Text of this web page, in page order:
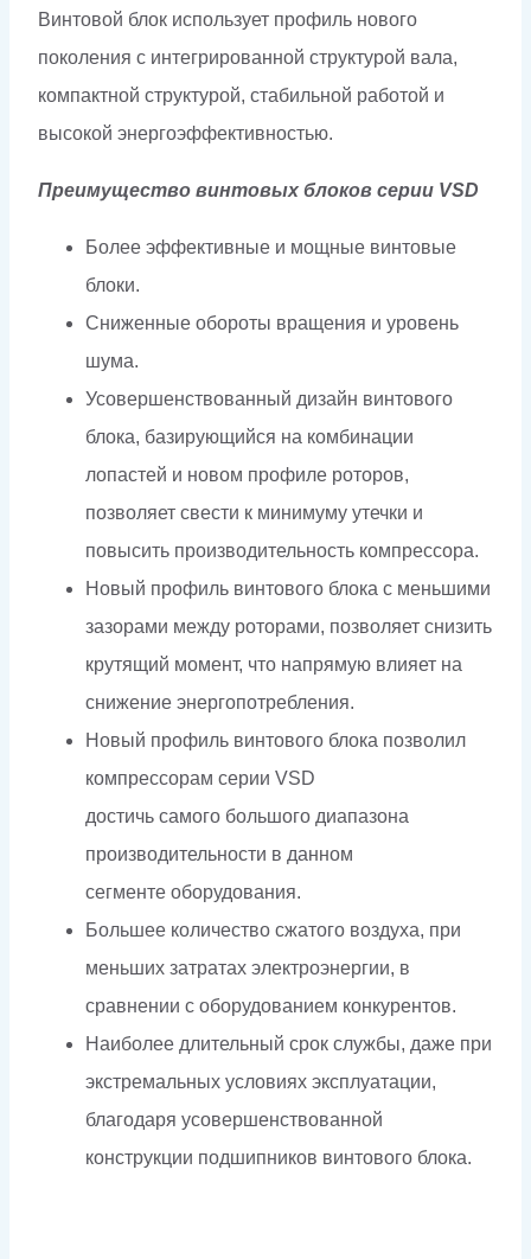
Винтовой блок использует профиль нового
поколения с интегрированной структурой вала,
компактной структурой, стабильной работой и
высокой энергоэффективностью.
Преимущество винтовых блоков серии VSD
Более эффективные и мощные винтовые
блоки.
Сниженные обороты вращения и уровень
шума.
Усовершенствованный дизайн винтового
блока, базирующийся на комбинации
лопастей и новом профиле роторов,
позволяет свести к минимуму утечки и
повысить производительность компрессора.
Новый профиль винтового блока с меньшими
зазорами между роторами, позволяет снизить
крутящий момент, что напрямую влияет на
снижение энергопотребления.
Новый профиль винтового блока позволил
компрессорам серии VSD
достичь самого большого диапазона
производительности в данном
сегменте оборудования.
Большее количество сжатого воздуха, при
меньших затратах электроэнергии, в
сравнении с оборудованием конкурентов.
Наиболее длительный срок службы, даже при
экстремальных условиях эксплуатации,
благодаря усовершенствованной
конструкции подшипников винтового блока.